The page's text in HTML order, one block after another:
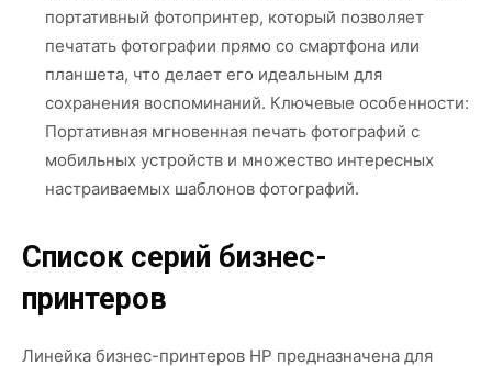
портативный фотопринтер, который позволяет
печатать фотографии прямо со смартфона или
планшета, что делает его идеальным для
сохранения воспоминаний. Ключевые особенности:
Портативная мгновенная печать фотографий с
мобильных устройств и множество интересных
настраиваемых шаблонов фотографий.
Список серий бизнес-
принтеров
Линейка бизнес-принтеров HP предназначена для